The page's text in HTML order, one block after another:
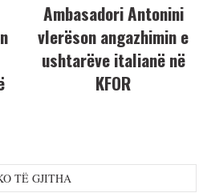
Ambasadori Antonini
vlerëson angazhimin e
ushtarëve italianë në
KFOR
TË GJITHA